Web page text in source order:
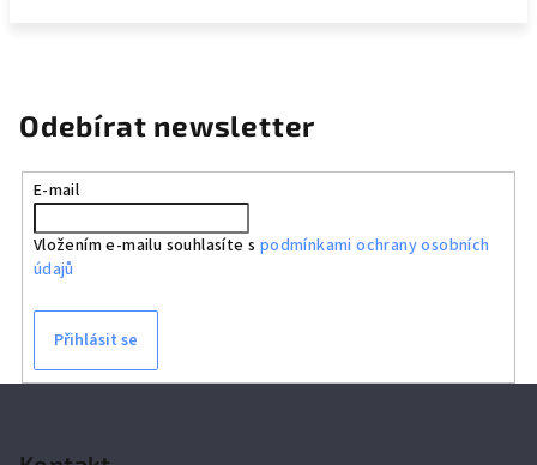
Odebírat newsletter
E-mail
Vložením e-mailu souhlasíte s podmínkami ochrany osobních
údajů
Přihlásit se